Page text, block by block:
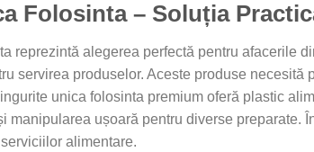
Folosinta – Soluția
reprezintă alegerea perfectă pentru afacerile
servirea produselor. Aceste produse
unica folosinta premium oferă plastic
manipularea ușoară pentru diverse preparate.
alimentare.